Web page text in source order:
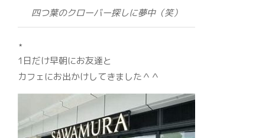
四つ葉のクローバー探しに夢中（笑）
⋆
1日だけ早朝にお友達と
カフェにお出かけしてきました＾＾